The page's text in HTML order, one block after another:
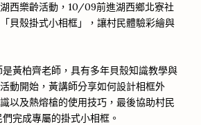
西樂齡活動，10/09前進湖西鄉北寮社
貝殼掛式小相框」，讓村民體驗彩繪與
黃柏齊老師，具有多年貝殼知識教學與
動開始，黃講師分享如何設計相框外
以及熱熔槍的使用技巧，最後協助村民
完成專屬的掛式小相框。